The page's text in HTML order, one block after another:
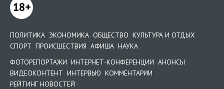
18+
ПОЛИТИКА ЭКОНОМИКА ОБЩЕСТВО КУЛЬТУРА И ОТДЫХ
СПОРТ ПРОИСШЕСТВИЯ АФИША НАУКА
ФОТОРЕПОРТАЖИ ИНТЕРНЕТ-КОНФЕРЕНЦИИ АНОНСЫ
ВИДЕОКОНТЕНТ ИНТЕРВЬЮ КОММЕНТАРИИ
РЕЙТИНГ НОВОСТЕЙ